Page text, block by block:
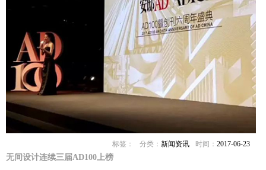
时间：2017-06-23
分类：新闻资讯
标签：
无间设计连续三届AD100上榜